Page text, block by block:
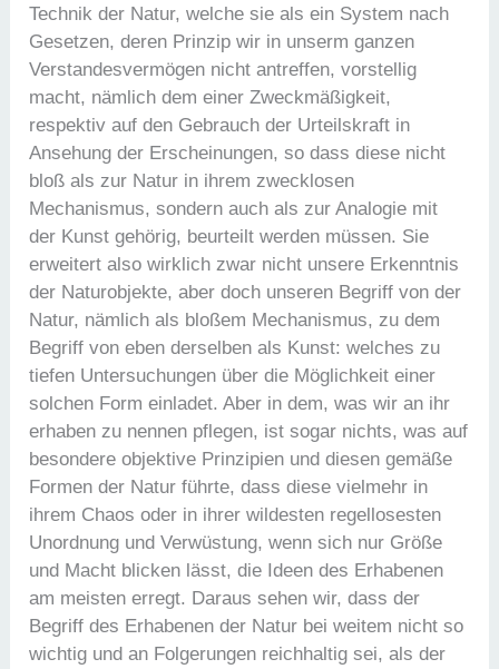
Technik der Natur, welche sie als ein System nach
Gesetzen, deren Prinzip wir in unserm ganzen
Verstandesvermögen nicht antreffen, vorstellig
macht, nämlich dem einer Zweckmäßigkeit,
respektiv auf den Gebrauch der Urteilskraft in
Ansehung der Erscheinungen, so dass diese nicht
bloß als zur Natur in ihrem zwecklosen
Mechanismus, sondern auch als zur Analogie mit
der Kunst gehörig, beurteilt werden müssen. Sie
erweitert also wirklich zwar nicht unsere Erkenntnis
der Naturobjekte, aber doch unseren Begriff von der
Natur, nämlich als bloßem Mechanismus, zu dem
Begriff von eben derselben als Kunst: welches zu
tiefen Untersuchungen über die Möglichkeit einer
solchen Form einladet. Aber in dem, was wir an ihr
erhaben zu nennen pflegen, ist sogar nichts, was auf
besondere objektive Prinzipien und diesen gemäße
Formen der Natur führte, dass diese vielmehr in
ihrem Chaos oder in ihrer wildesten regellosesten
Unordnung und Verwüstung, wenn sich nur Größe
und Macht blicken lässt, die Ideen des Erhabenen
am meisten erregt. Daraus sehen wir, dass der
Begriff des Erhabenen der Natur bei weitem nicht so
wichtig und an Folgerungen reichhaltig sei, als der